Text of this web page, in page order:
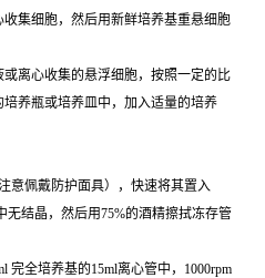
集细胞，然后用新鲜培养基重悬细胞
离心收集的悬浮细胞，按照一定的比
培养瓶或培养皿中，加入适量的培养
意佩戴防护面具），快速将其置入
结晶，然后用75%的酒精擦拭冻存管
完全培养基的15ml离心管中，1000rpm